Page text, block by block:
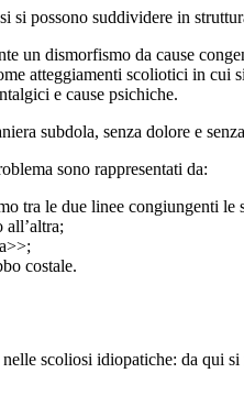
si possono suddividere in
un dismorfismo da cause
atteggiamenti scoliotici in cui
e cause psichiche.
subdola, senza dolore e
sono rappresentati da:
tra le due linee congiungenti le
all’altra;
costale.
scoliosi idiopatiche: da qui